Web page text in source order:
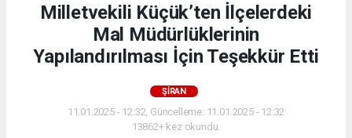
Milletvekili Küçük’ten İlçelerdeki
Mal Müdürlüklerinin
Yapılandırılması İçin Teşekkür Etti
ŞİRAN
11.01.2025 - 12:32, Güncelleme: 11.01.2025 - 12:32
13862+ kez okundu.